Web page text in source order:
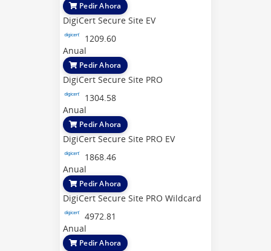
Pedir Ahora
DigiCert Secure Site EV
1209.60
Anual
Pedir Ahora
DigiCert Secure Site PRO
1304.58
Anual
Pedir Ahora
DigiCert Secure Site PRO EV
1868.46
Anual
Pedir Ahora
DigiCert Secure Site PRO Wildcard
4972.81
Anual
Pedir Ahora